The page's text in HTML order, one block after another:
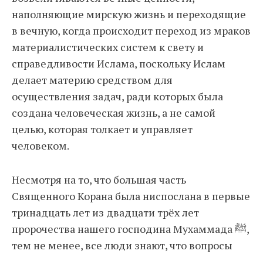
наполняющие мирскую жизнь и переходящие
в вечную, когда происходит переход из мраков
материалистических систем к свету и
справедливости Ислама, поскольку Ислам
делает материю средством для
осуществления задач, ради которых была
создана человеческая жизнь, а не самой
целью, которая толкает и управляет
человеком.
Несмотря на то, что большая часть
Священного Корана была ниспослана в первые
тринадцать лет из двадцати трёх лет
пророчества нашего господина Мухаммада ﷺ,
тем не менее, все люди знают, что вопросы